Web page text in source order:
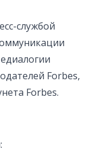
службой
Forbes,
Forbes.